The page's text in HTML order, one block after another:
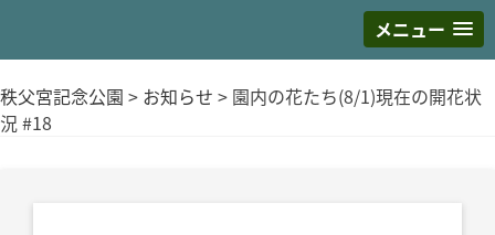
メニュー
S
k
i
秩父宮記念公園 > お知らせ > 園内の花たち(8/1)現在の開花状
況 #18